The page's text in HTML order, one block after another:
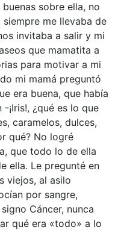
sobre ella, no
me llevaba de
invitaba a salir y mi
que mamatita a
para motivar a mi
mi mamá preguntó
era buena, que había
¿qué es lo que
caramelos, dulces,
qué? No logré
que todo lo de ella
ella. Le pregunté en
viejos, al asilo
por sangre,
Cáncer, nunca
qué era «todo» a lo